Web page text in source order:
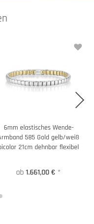
6mm elastisches Wende-
585 Gold gelb/weiß
21cm dehnbar flexibel
ab 1.661,00 € *